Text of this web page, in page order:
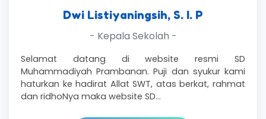
Dwi Listiyaningsih, S. I. P
- Kepala Sekolah -
Selamat datang di website resmi SD
Muhammadiyah Prambanan. Puji dan syukur kami
haturkan ke hadirat Allat SWT, atas berkat, rahmat
dan ridhoNya maka website SD…